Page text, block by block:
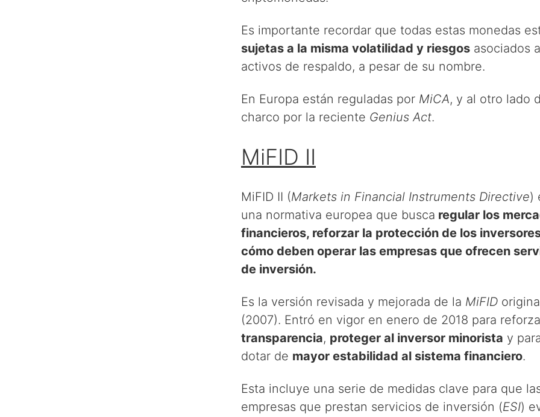
Es importante recordar que todas estas monedas
sujetas a la misma volatilidad y riesgos asociados
activos de respaldo, a pesar de su nombre.
En Europa están reguladas por MiCA, y al otro lado
charco por la reciente Genius Act.
MiFID II
MiFID II (Markets in Financial Instruments Directive)
una normativa europea que busca regular los
financieros, reforzar la protección de los
cómo deben operar las empresas que ofrecen
de inversión.
Es la versión revisada y mejorada de la MiFID
(2007). Entró en vigor en enero de 2018 para
transparencia, proteger al inversor minorista y
dotar de mayor estabilidad al sistema financiero.
Esta incluye una serie de medidas clave para que
empresas que prestan servicios de inversión (ESI)